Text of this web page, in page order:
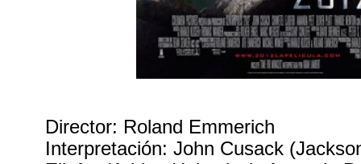
Director: Roland Emmerich
Interpretación: John Cusack